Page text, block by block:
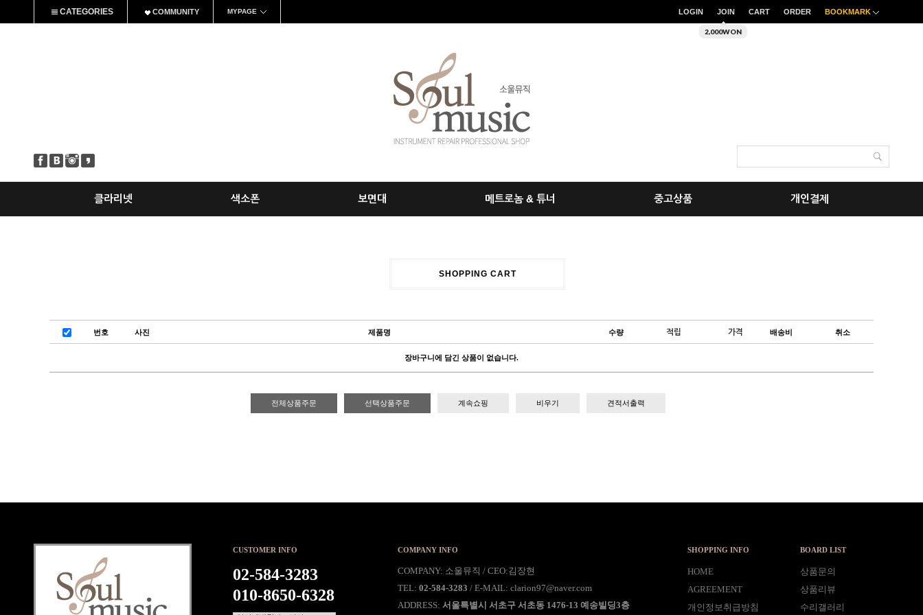
CATEGORIES COMMUNITY MYPAGE LOGIN JOIN
2,000WON
CART ORDER BOOKMARK
클라리넷 색소폰 보면대 메트로놈 & 튜너 중고상품 개인결제
SHOPPING CART
번호 사진 제품명 수량 적립 가격 배송비 취소
장바구니에 담긴 상품이 없습니다.
전체상품주문 선택상품주문 계속쇼핑 비우기 견적서출력
CUSTOMER INFO
02-584-3283
010-8650-6328
COMPANY INFO
COMPANY: 소울뮤직 / CEO:김장현
TEL: 02-584-3283 / E-MAIL: clarion97@naver.com
ADDRESS: 서울특별시 서초구 서초동 1476-13 예송빌딩3층
SHOPPING INFO
HOME
AGREEMENT
개인정보취급방침
BOARD LIST
상품문의
상품리뷰
수리갤러리